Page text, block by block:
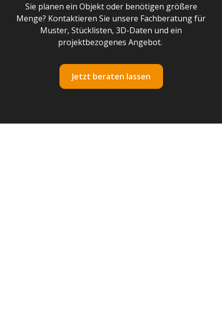
Sie planen ein Objekt oder benötigen größere
Menge? Kontaktieren Sie unsere Fachberatung für
Muster, Stücklisten, 3D-Daten und ein
projektbezogenes Angebot.
Jetzt beraten lassen